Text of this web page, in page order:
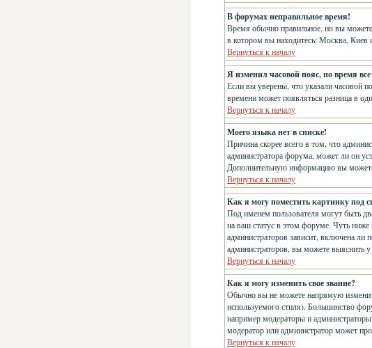
В форумах неправильное время!
Время обычно правильное, но вы
в котором вы находитесь: Москва, Киев
Вернуться к началу
Я изменил часовой пояс, но время
Если вы уверены, что указали часовой
времени может появляться разница в
Вернуться к началу
Моего языка нет в списке!
Причина скорее всего в том, что
администратора форума, может ли он
Дополнительную информацию вы
Вернуться к началу
Как я могу поместить картинку под
Под именем пользователя могут быть
на ваш статус в этом форуме. Чуть ниже
администраторов зависит, включена ли
администраторов, вы можете выяснить
Вернуться к началу
Как я могу изменить свое звание?
Обычно вы не можете напрямую
используемого стиля). Большинство
например модераторы и
модератор или администратор может
Вернуться к началу